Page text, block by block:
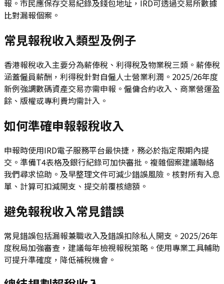
報。市民應保存交易紀錄及錢包地址，IRD可透過交易所數據
比對漏報個案。
常見報稅收入類型及例子
香港報稅收入主要分為薪俸稅、利得稅及物業稅三類。薪俸稅
涵蓋僱員薪酬，利得稅針對自僱人士營業利潤。2025/26年度
新例強調數碼資產交易亦需申報。僱傭合約收入、商業營運盈
餘、版權或專利費均需計入。
如何準確申報報稅收入
申報時使用IRD電子服務平台最快捷，務必於指定限期內提
交。準備T4表格及銀行紀錄可加快審批。複雜個案建議聯絡
我們尋求協助。及早整理文件可減少錯誤風險。核對所有入息
單、計算可扣減開支、提交前覆核總額。
避免報稅收入常見錯誤
常見錯誤包括漏報兼職收入及錯誤扣除私人開支。2025/26年
度稅局加強審查，建議每年檢視報稅策略。使用專業工具輔助
可提升準確度，降低補稅機會。